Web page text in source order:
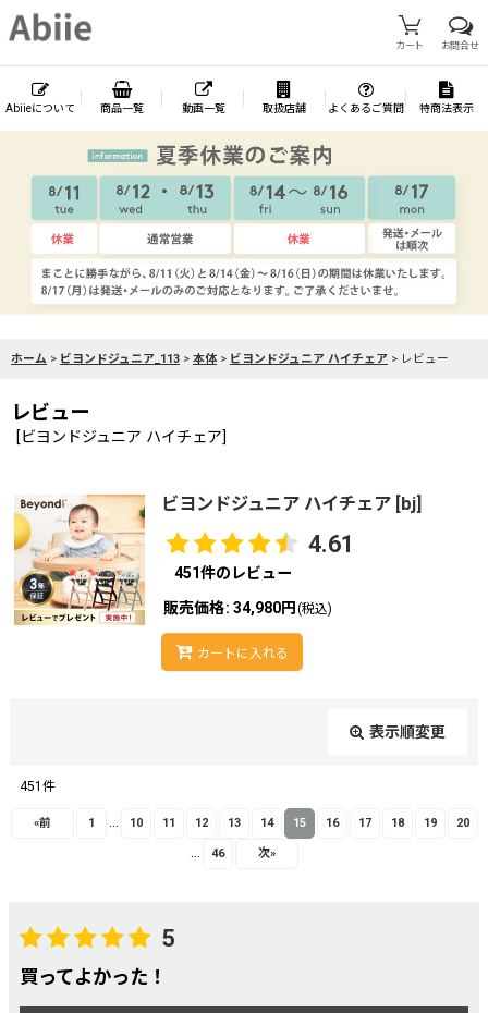
カート お問合せ
Abiieについて 商品一覧 動画一覧 取扱店舗 よくあるご質問 特商法表示
ホーム > ビヨンドジュニア_113 > 本体 > ビヨンドジュニア ハイチェア > レビュー
レビュー
[ビヨンドジュニア ハイチェア]
ビヨンドジュニア ハイチェア [bj]
4.61
451件のレビュー
販売価格: 34,980円 (税込)
カートに入れる
表示順変更
レビュー検索:
画像
451 件
«前 1 10 11 12 13 14 15 16 17 18 19 20
46 次»
5
買ってよかった！